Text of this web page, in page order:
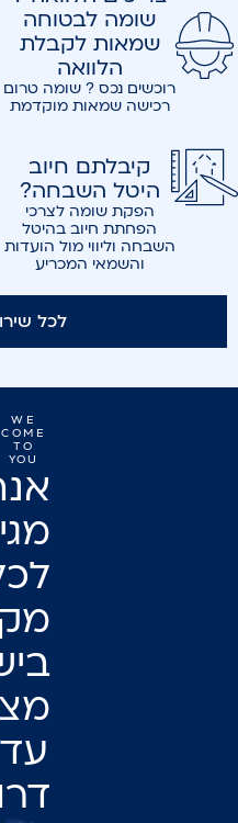
שומה לבטוחה
שמאות לקבלת
הלוואה
רוכשים נכס ? שומה טרום
רכישה שמאות מוקדמת
קיבלתם חיוב
היטל השבחה?
הפקת שומה לצרכי
הפחתת חיוב בהיטל
השבחה וליווי מול הועדות
והשמאי המכריע
לכל
WE
COME
TO
YOU
עד